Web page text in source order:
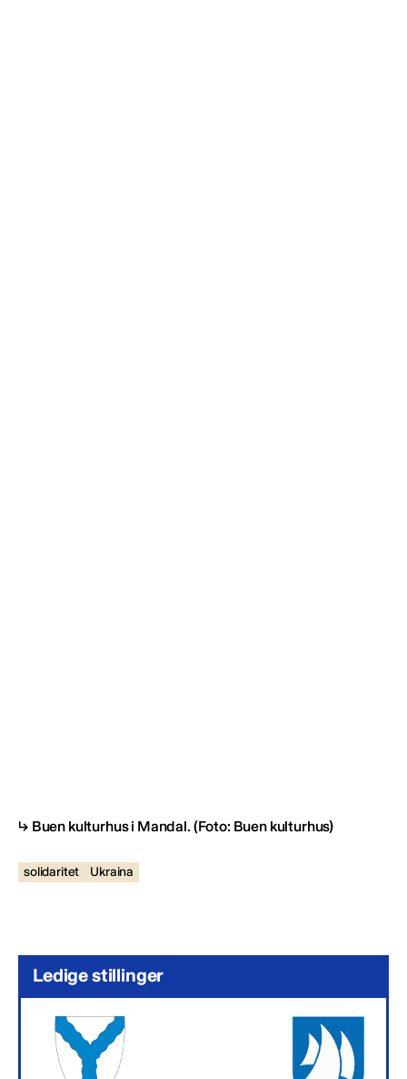
Buen kulturhus i Mandal. (Foto: Buen kulturhus)
solidaritet Ukraina
Ledige stillinger